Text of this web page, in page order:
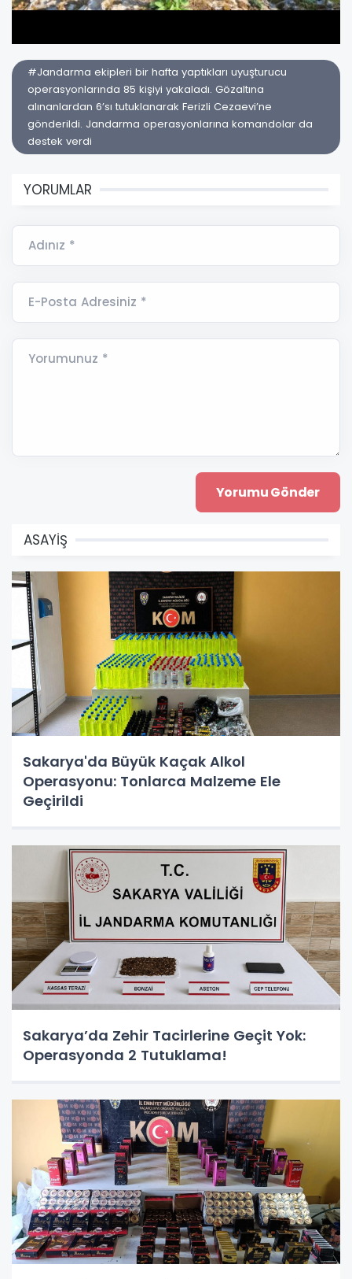
#Jandarma ekipleri bir hafta yaptıkları uyuşturucu
operasyonlarında 85 kişiyi yakaladı. Gözaltına
alınanlardan 6’sı tutuklanarak Ferizli Cezaevi’ne
gönderildi. Jandarma operasyonlarına komandolar da
destek verdi
YORUMLAR
Adınız *
E-Posta Adresiniz *
Yorumunuz *
ASAYİŞ
Sakarya'da Büyük Kaçak Alkol
Operasyonu: Tonlarca Malzeme Ele
Geçirildi
Sakarya’da Zehir Tacirlerine Geçit Yok:
Operasyonda 2 Tutuklama!